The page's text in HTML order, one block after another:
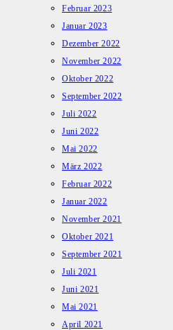
Februar 2023
Januar 2023
Dezember 2022
November 2022
Oktober 2022
September 2022
Juli 2022
Juni 2022
Mai 2022
März 2022
Februar 2022
Januar 2022
November 2021
Oktober 2021
September 2021
Juli 2021
Juni 2021
Mai 2021
April 2021